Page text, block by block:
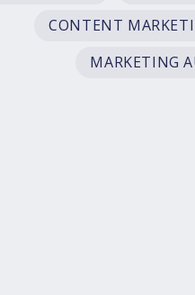
CONTENT
MARKETING